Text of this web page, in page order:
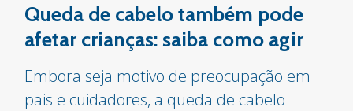
Queda de cabelo também pode
afetar crianças: saiba como agir
Embora seja motivo de preocupação em
pais e cuidadores, a queda de cabelo